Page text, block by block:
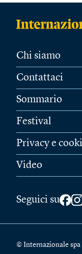
Chi siamo
Contattaci
Sommario
Festival
Privacy e
Video
Seguici su
© Internazionale spa